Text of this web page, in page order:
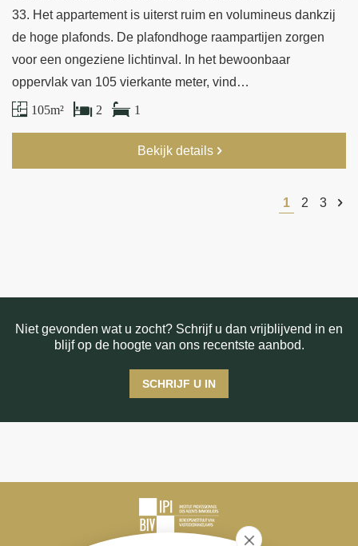
33. Het appartement is uiterst ruim en volumineus dankzij
de hoge plafonds. De plafondhoge raampartijen zorgen
voor een ongeziene lichtinval. In het bewoonbaar
oppervlak van 105 vierkante meter, vind…
105 m² 2 1
Bekijk details
1 2 3
Niet gevonden wat u zocht? Schrijf u dan vrijblijvend in en
blijf op de hoogte van ons recentste aanbod.
SCHRIJF U IN